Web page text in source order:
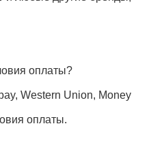
оплаты?
Western Union, Money
оплаты.